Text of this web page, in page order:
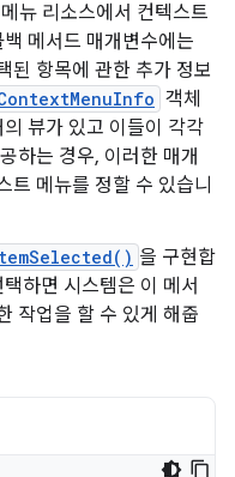
뉴 리소스에서 컨텍스트
메서드 매개변수에는
된 항목에 관한 추가 정보
객체
뷰가 있고 이들이 각각
하는 경우, 이러한 매개
트 메뉴를 정할 수 있습니
을 구현합
하면 시스템은 이 메서
작업을 할 수 있게 해줍